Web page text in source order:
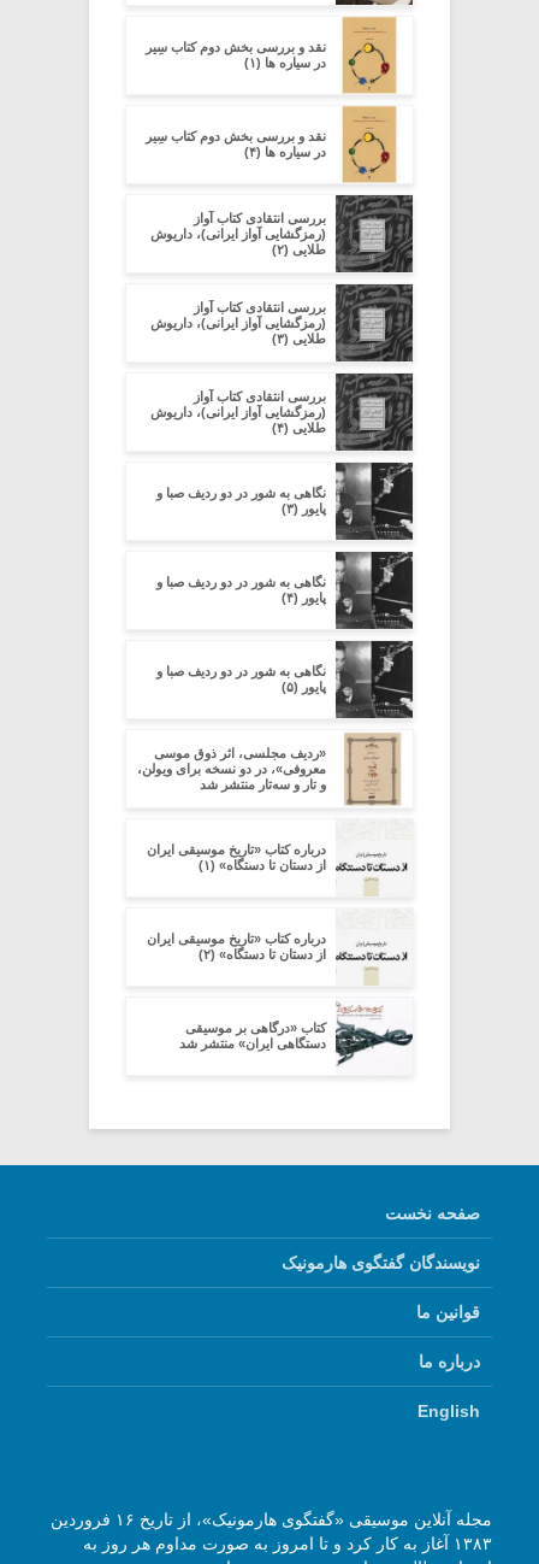
نقد و بررسی بخش دوم کتاب سِیر
در سیاره ­ها (۱)
نقد و بررسی بخش دوم کتاب سِیر
در سیاره ­ها (۴)
بررسی انتقادی کتاب آواز
(رمزگشایی آواز ایرانی)، داریوش
طلایی (۲)
بررسی انتقادی کتاب آواز
(رمزگشایی آواز ایرانی)، داریوش
طلایی (۳)
بررسی انتقادی کتاب آواز
(رمزگشایی آواز ایرانی)، داریوش
طلایی (۴)
نگاهی به شور در دو ردیف صبا و
پایور (۳)
نگاهی به شور در دو ردیف صبا و
پایور (۴)
نگاهی به شور در دو ردیف صبا و
پایور (۵)
«ردیف مجلسی، اثر ذوق موسی
معروفی»، در دو نسخه برای ویولن،
و تار و سه‌تار منتشر شد
درباره کتاب «تاریخ موسیقی ایران
از دستان تا دستگاه» (۱)
درباره کتاب «تاریخ موسیقی ایران
از دستان تا دستگاه» (۲)
کتاب «درگاهی بر موسیقی
دستگاهی ایران» منتشر شد
صفحه نخست
نویسندگان گفتگوی هارمونیک
قوانین ما
درباره ما
English
مجله آنلاین موسیقی «گفتگوی هارمونیک»، از تاریخ ۱۶ فروردین
۱۳۸۳ آغاز به کار کرد و تا امروز به صورت مداوم هر روز به